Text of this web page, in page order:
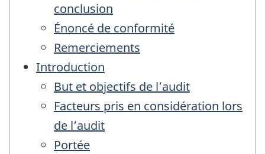
conclusion
Énoncé de conformité
Remerciements
Introduction
But et objectifs de l’audit
Facteurs pris en considération lors
de l’audit
Portée